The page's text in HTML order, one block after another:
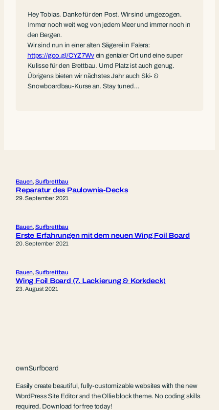
Hey Tobias. Danke für den Post. Wir sind umgezogen.
Immer noch weit weg von jedem Meer und immer noch in
den Bergen.
Wir sind nun in einer alten Sägerei in Falera:
https://goo.gl/CYZ7Wvein genialer Ort und eine super
Kulisse für den Brettbau. Umd Platz ist auch genug.
Übrigens bieten wir nächstes Jahr auch Ski- &
Snowboardbau-Kurse an. Stay tuned…
Bauen, Surfbrettbau
Reparatur des Paulownia-Decks
29. September 2021
Bauen, Surfbrettbau
Erste Erfahrungen mit dem neuen Wing Foil Board
20. September 2021
Bauen, Surfbrettbau
Wing Foil Board (7. Lackierung & Korkdeck)
23. August 2021
ownSurfboard
Easily create beautiful, fully-customizable websites with the new
WordPress Site Editor and the Ollie block theme. No coding skills
required. Download for free today!